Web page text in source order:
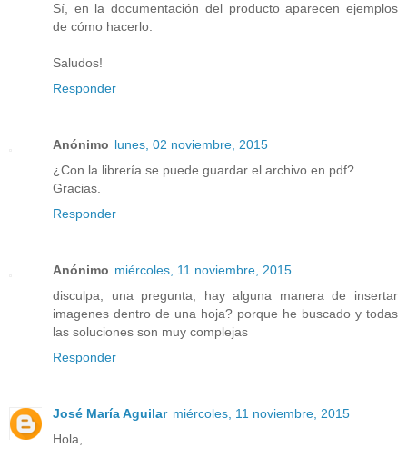
Sí, en la documentación del producto aparecen ejemplos
de cómo hacerlo.
Saludos!
Responder
Anónimo lunes, 02 noviembre, 2015
¿Con la librería se puede guardar el archivo en pdf?
Gracias.
Responder
Anónimo miércoles, 11 noviembre, 2015
disculpa, una pregunta, hay alguna manera de insertar
imagenes dentro de una hoja? porque he buscado y todas
las soluciones son muy complejas
Responder
José María Aguilar miércoles, 11 noviembre, 2015
Hola,